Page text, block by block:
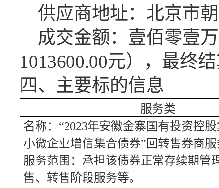
供应商地址：北京市
成交金额： 壹佰零壹
1013600.00元），最终
四、主要标的信息
服务类
名称： “2023年安徽金寨国有投资控
小微企业增信集合债券”回转售券商
服务范围：承担该债券正常存续期管
售、转售阶段服务等。